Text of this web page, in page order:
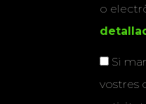
o
Si
vostres